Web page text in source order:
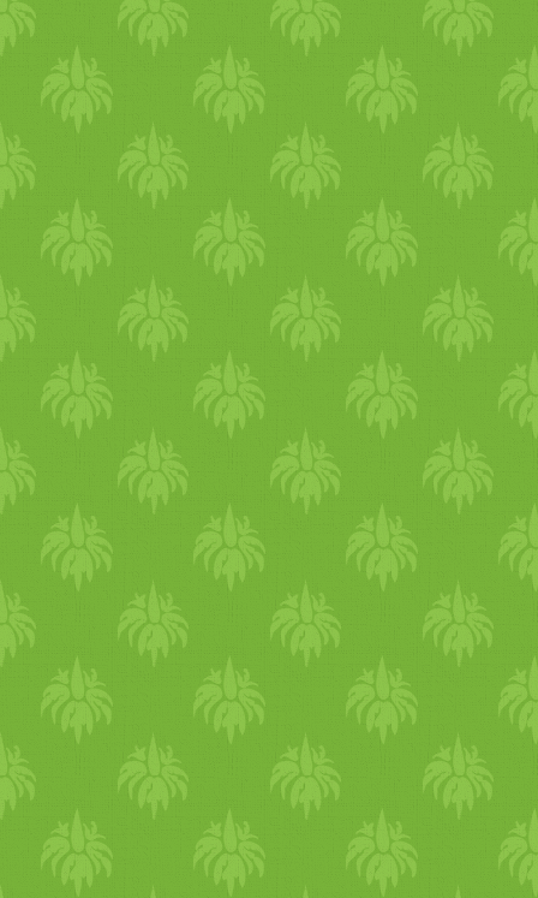
végigkóstolhatja a 8
különböző ételből álló
menüsort, Ági pedig a finom
falatok mellé érdekes
történetekkel mutatja majd
a török gasztronómiát, illetve
annak vegán oldalát. Menü:
Fűszeres rizspiláffal töltött
szárított padlizsán és paprika
/­­/­­ Kapros tökös egytálétel
csicseriborsóval és
paradicsommal /­­/­­
Vöröslencséből és
készült köfte (sütést nem